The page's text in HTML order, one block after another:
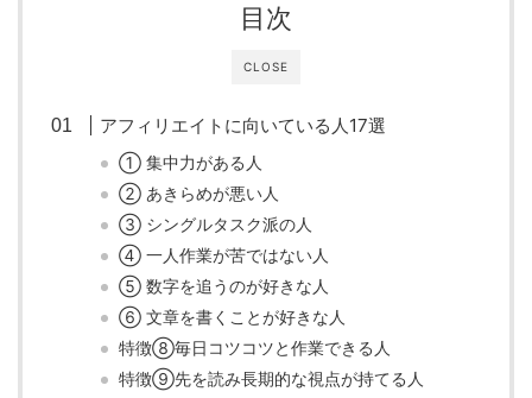
CLOSE
目次
アフィリエイトに向いている人17選
① 集中力がある人
② あきらめが悪い人
③ シングルタスク派の人
④ 一人作業が苦ではない人
⑤ 数字を追うのが好きな人
⑥ 文章を書くことが好きな人
特徴⑧毎日コツコツと作業できる人
特徴⑨先を読み長期的な視点が持てる人